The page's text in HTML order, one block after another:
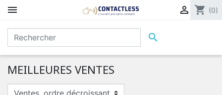
  shopping_cart (0)

MEILLEURES VENTES